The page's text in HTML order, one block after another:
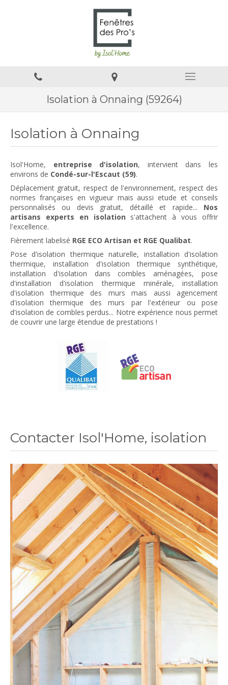
Isolation à Onnaing (59264)
Isolation à Onnaing
Isol'Home, entreprise d'isolation, intervient dans les
environs de Condé-sur-l'Escaut (59).
Déplacement gratuit, respect de l'environnement, respect des
normes françaises en vigueur mais aussi etude et conseils
personnalisés ou devis gratuit, détaillé et rapide... Nos
artisans experts en isolation s'attachent à vous offrir
l'excellence.
Fièrement labelisé RGE ECO Artisan et RGE Qualibat.
Pose d'isolation thermique naturelle, installation d'isolation
thermique, installation d'isolation thermique synthétique,
installation d'isolation dans combles aménagées, pose
d'installation d'isolation thermique minérale, installation
d'isolation thermique des murs mais aussi agencement
d'isolation thermique des murs par l'extérieur ou pose
d'isolation de combles perdus... Notre expérience nous permet
de couvrir une large étendue de prestations !
Contacter Isol'Home, isolation